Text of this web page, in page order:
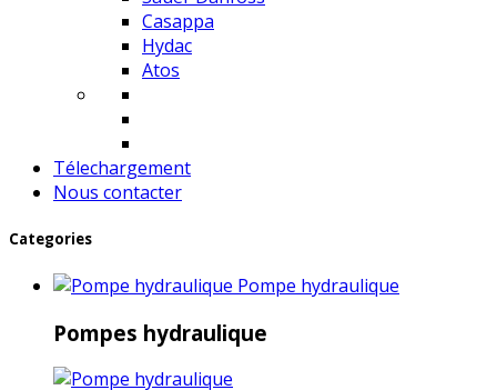
Casappa
Hydac
Atos
Télechargement
Nous contacter
Categories
Pompe hydraulique
Pompes hydraulique